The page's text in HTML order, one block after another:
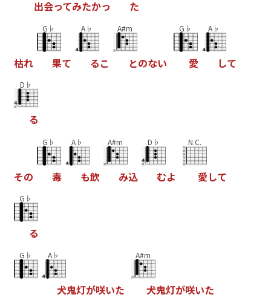
出会ってみたかっ た
枯れ
G♭
果て
A♭
るこ
A#m
とのない
G♭
愛
A♭
して
D♭
る
その
G♭
毒
A♭
も飲
A#m
み込
D♭
むよ
N.C.
愛して
G♭
る
G♭ A♭
犬鬼灯が咲いた
A#m
犬鬼灯が咲いた